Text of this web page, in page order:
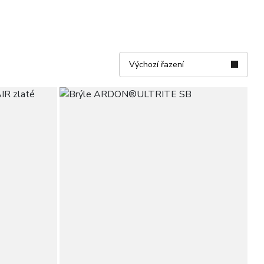
Výchozí řazení